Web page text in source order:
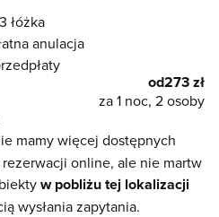
3 łóżka
anulacja
od273 zł
za 1 noc, 2 osoby
mamy więcej dostępnych
online, ale nie martw
w pobliżu tej lokalizacji
wysłania zapytania.